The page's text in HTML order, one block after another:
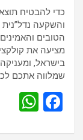
כדי להבטיח
והשקעה
מציעה את
בישראל,
שמלווה אתכם
F